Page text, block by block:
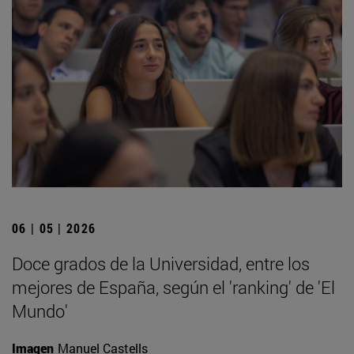
06 | 05 | 2026
Doce grados de la Universidad, entre los
mejores de España, según el 'ranking' de 'El
Mundo'
Imagen Manuel Castells